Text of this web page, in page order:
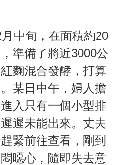
中旬，在面積約20
準備了將近3000公
麴混合發酵，打算
某日中午，婦人擔
入只有一個小型排
遲未能出來。丈夫
緊前往查看，剛到
噁心，隨即失去意